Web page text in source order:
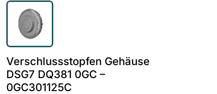
Verschlussstopfen Gehäuse
DSG7 DQ381 0GC –
0GC301125C